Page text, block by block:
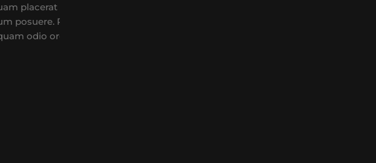
placerat orci non, maximus semper ligula. Donec
posuere. Proin nulla erat, fringilla a sem vel, tincidunt
odio orci, vehicula in interdum ultricies, bibendum